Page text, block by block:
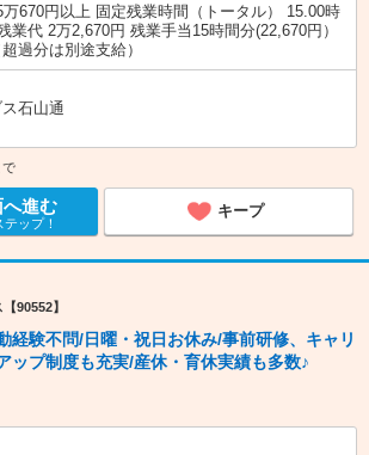
万670円以上 固定残業時間（トータル） 15.00時
業代 2万2,670円 残業手当15時間分(22,670円）
過分は別途支給）
石山通
で
進む
ップ！
キープ
90552】
経験不問/日曜・祝日お休み/事前研修、キャリ
ップ制度も充実/産休・育休実績も多数♪